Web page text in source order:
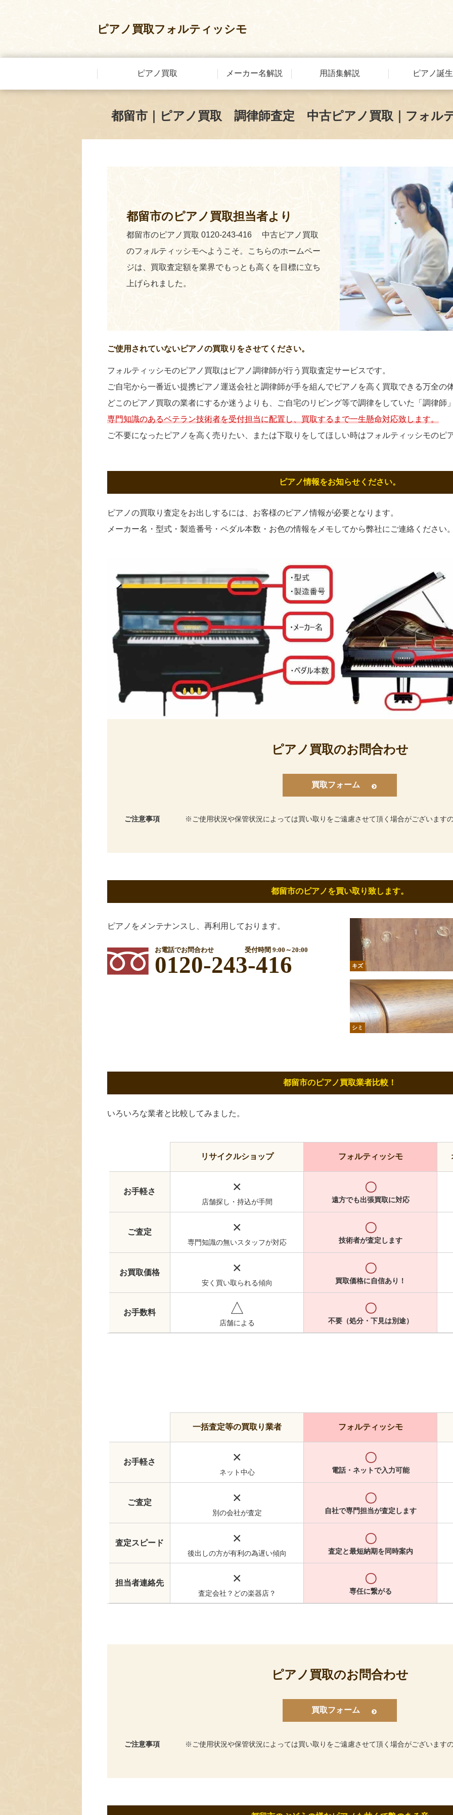
ピアノ買取フォルティッシモ
ピアノ買取 メーカー名解説 用語集解説 ピアノ誕
都留市｜ピアノ買取 調律師査定 中古ピアノ買取｜フォル
都留市のピアノ買取担当者より
都留市のピアノ買取 0120-243-416 中古ピアノ買取
のフォルティッシモへようこそ。こちらのホームペー
ジは、買取査定額を業界でもっとも高くを目標に立ち
上げられました。
ご使用されていないピアノの買取りをさせてください。
フォルティッシモのピアノ買取はピアノ調律師が行う買取査定サービスです。
ご自宅から一番近い提携ピアノ運送会社と調律師が手を組んでピアノを高く買取できる万全の
どこのピアノ買取の業者にするか迷うよりも、ご自宅のリビング等で調律をしていた「調律師
専門知識のあるベテラン技術者を受付担当に配置し、買取するまで一生懸命対応致します。
ご不要になったピアノを高く売りたい、または下取りをしてほしい時はフォルティッシモのピ
ピアノ情報をお知らせください。
ピアノの買取り査定をお出しするには、お客様のピアノ情報が必要となります。
メーカー名・型式・製造番号・ペダル本数・お色の情報をメモしてから弊社にご連絡ください
ピアノ買取のお問合わせ
買取フォーム
ご注意事項 ご使用状況や保管状況によっては買い取りをご遠慮させて頂く場合がございます
都留市のピアノを買い取り致します。
ピアノをメンテナンスし、再利用しております。
お電話でお問合わせ 受付時間 9:00～20:00
0120-243-416 キズ
シミ
都留市のピアノ買取業者比較！
いろいろな業者と比較してみました。
リサイクルショップ フォルティッシモ
お手軽さ ×
店舗探し・持込が手間
〇
遠方でも出張買取に対応
ご査定 ×
専門知識の無いスタッフが対応
〇
技術者が査定します
お買取価格 ×
安く買い取られる傾向
〇
買取価格に自信あり！
お手数料 △
店舗による
〇
不要（処分・下見は別途）
一括査定等の買取り業者 フォルティッシモ
お手軽さ ×
ネット中心
〇
電話・ネットで入力可能
ご査定 ×
別の会社が査定
〇
自社で専門担当が査定します
査定スピード ×
後出しの方が有利の為遅い傾向
〇
査定と最短納期を同時案内
担当者連絡先 ×
査定会社？どの楽器店？
〇
専任に繋がる
ピアノ買取のお問合わせ
買取フォーム
ご注意事項 ご使用状況や保管状況によっては買い取りをご遠慮させて頂く場合がございます